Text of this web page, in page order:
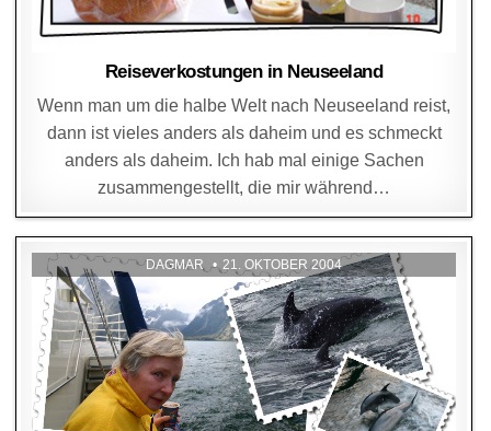
Reiseverkostungen in Neuseeland
Wenn man um die halbe Welt nach Neuseeland reist,
dann ist vieles anders als daheim und es schmeckt
anders als daheim. Ich hab mal einige Sachen
zusammengestellt, die mir während…
DAGMAR 21. OKTOBER 2004